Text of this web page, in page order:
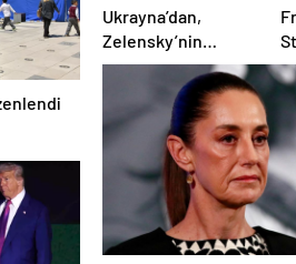
Ukrayna’dan,
Zelensky’nin
Putin’le şahsen
görüşme talebine
ilişkin açıklama